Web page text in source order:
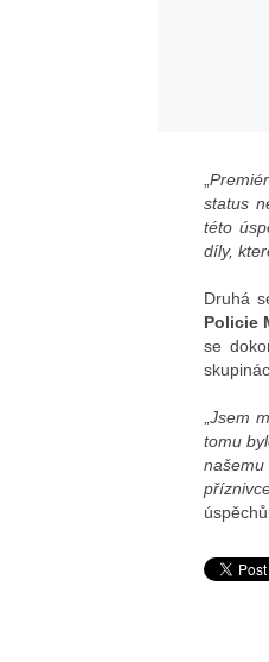
status
této
díly,
Druhá
Policie
se
Jsem
tomu